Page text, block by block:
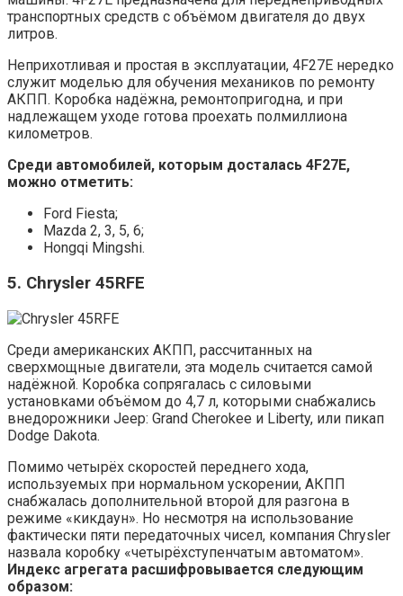
транспортных средств с объёмом двигателя до двух
литров.
Неприхотливая и простая в эксплуатации, 4F27E нередко
служит моделью для обучения механиков по ремонту
АКПП. Коробка надёжна, ремонтопригодна, и при
надлежащем уходе готова проехать полмиллиона
километров.
Среди автомобилей, которым досталась 4F27E,
можно отметить:
Ford Fiesta;
Mazda 2, 3, 5, 6;
Hongqi Mingshi.
5. Chrysler 45RFE
Среди американских АКПП, рассчитанных на
сверхмощные двигатели, эта модель считается самой
надёжной. Коробка сопрягалась с силовыми
установками объёмом до 4,7 л, которыми снабжались
внедорожники Jeep: Grand Cherokee и Liberty, или пикап
Dodge Dakota.
Помимо четырёх скоростей переднего хода,
используемых при нормальном ускорении, АКПП
снабжалась дополнительной второй для разгона в
режиме «кикдаун». Но несмотря на использование
фактически пяти передаточных чисел, компания Chrysler
назвала коробку «четырёхступенчатым автоматом».
Индекс агрегата расшифровывается следующим
образом: